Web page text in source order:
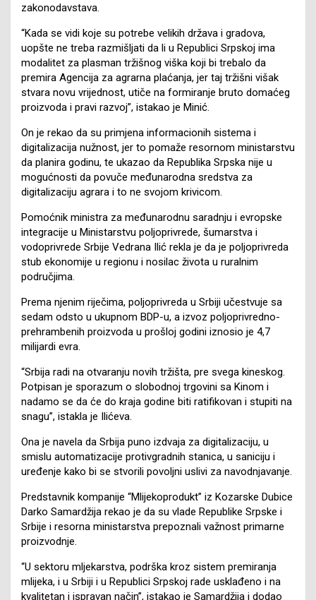
zakonodavstava.
“Kada se vidi koje su potrebe velikih država i gradova,
uopšte ne treba razmišljati da li u Republici Srpskoj ima
modalitet za plasman tržišnog viška koji bi trebalo da
premira Agencija za agrarna plaćanja, jer taj tržišni višak
stvara novu vrijednost, utiče na formiranje bruto domaćeg
proizvoda i pravi razvoj”, istakao je Minić.
On je rekao da su primjena informacionih sistema i
digitalizacija nužnost, jer to pomaže resornom ministarstvu
da planira godinu, te ukazao da Republika Srpska nije u
mogućnosti da povuče međunarodna sredstva za
digitalizaciju agrara i to ne svojom krivicom.
Pomoćnik ministra za međunarodnu saradnju i evropske
integracije u Ministarstvu poljoprivrede, šumarstva i
vodoprivrede Srbije Vedrana Ilić rekla je da je poljoprivreda
stub ekonomije u regionu i nosilac života u ruralnim
područjima.
Prema njenim riječima, poljoprivreda u Srbiji učestvuje sa
sedam odsto u ukupnom BDP-u, a izvoz poljoprivredno-
prehrambenih proizvoda u prošloj godini iznosio je 4,7
milijardi evra.
“Srbija radi na otvaranju novih tržišta, pre svega kineskog.
Potpisan je sporazum o slobodnoj trgovini sa Kinom i
nadamo se da će do kraja godine biti ratifikovan i stupiti na
snagu”, istakla je Ilićeva.
Ona je navela da Srbija puno izdvaja za digitalizaciju, u
smislu automatizacije protivgradnih stanica, u saniciju i
uređenje kako bi se stvorili povoljni uslivi za navodnjavanje.
Predstavnik kompanije “Mlijekoprodukt” iz Kozarske Dubice
Darko Samardžija rekao je da su vlade Republike Srpske i
Srbije i resorna ministarstva prepoznali važnost primarne
proizvodnje.
“U sektoru mljekarstva, podrška kroz sistem premiranja
mlijeka, i u Srbiji i u Republici Srpskoj rade usklađeno i na
kvalitetan i ispravan način”, istakao je Samardžija i dodao